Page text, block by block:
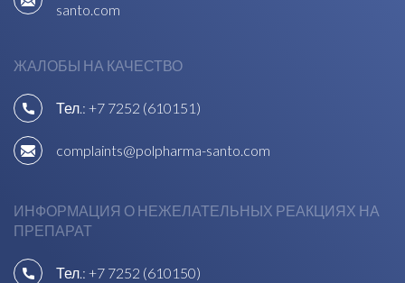
santo.com
ЖАЛОБЫ НА КАЧЕСТВО
Тел.: +7 7252 (610151)
complaints@polpharma-santo.com
ИНФОРМАЦИЯ О НЕЖЕЛАТЕЛЬНЫХ РЕАКЦИЯХ НА
ПРЕПАРАТ
Тел.: +7 7252 (610150)